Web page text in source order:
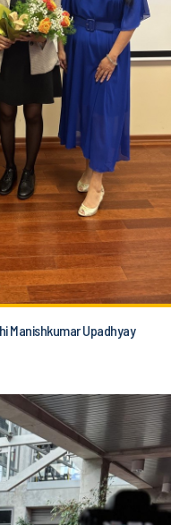
Manishkumar Upadhyay